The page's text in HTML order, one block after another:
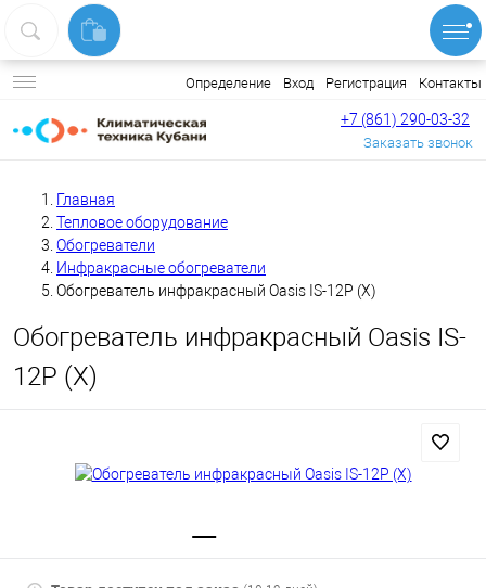
Определение Вход Регистрация Контакты
+7 (861) 290-03-32
Заказать звонок
Главная
Тепловое оборудование
Обогреватели
Инфракрасные обогреватели
Обогреватель инфракрасный Oasis IS-12P (X)
Обогреватель инфракрасный Oasis IS-
12P (X)